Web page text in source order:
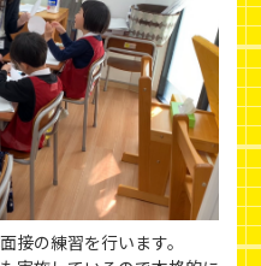
接の練習を行います。